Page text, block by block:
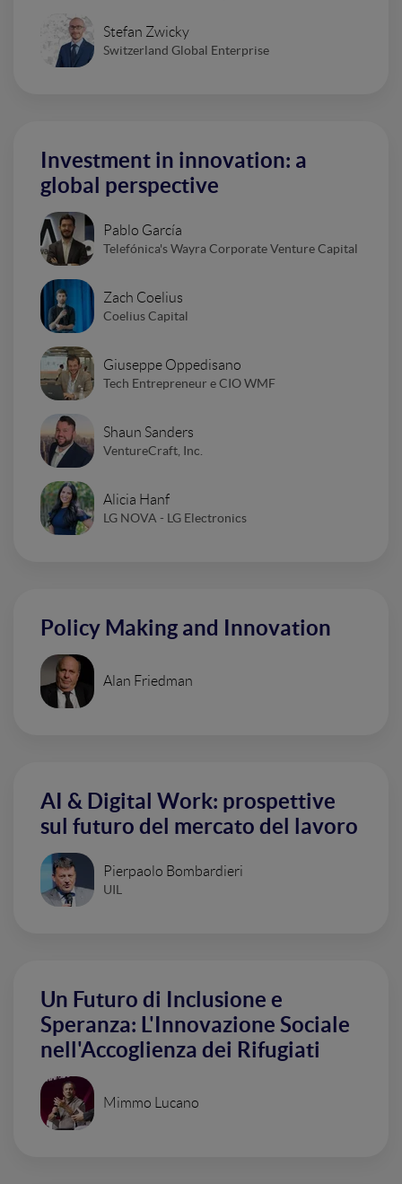
Stefan Zwicky
Switzerland Global Enterprise
Investment in innovation: a
global perspective
Pablo García
Telefónica's Wayra Corporate Venture Capital
Zach Coelius
Coelius Capital
Giuseppe Oppedisano
Tech Entrepreneur e CIO WMF
Shaun Sanders
VentureCraft, Inc.
Alicia Hanf
LG NOVA - LG Electronics
Policy Making and Innovation
Alan Friedman
AI & Digital Work: prospettive
sul futuro del mercato del lavoro
Pierpaolo Bombardieri
UIL
Un Futuro di Inclusione e
Speranza: L'Innovazione Sociale
nell'Accoglienza dei Rifugiati
Mimmo Lucano